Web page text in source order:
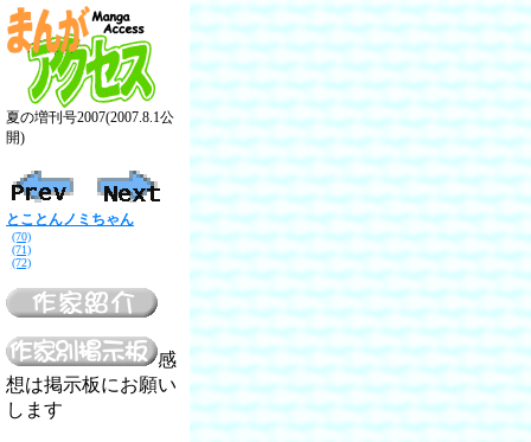
夏の増刊号2007(2007.8.1公
開)
とことんノミちゃん
(70)
(71)
(72)
感
想は掲示板にお願い
します